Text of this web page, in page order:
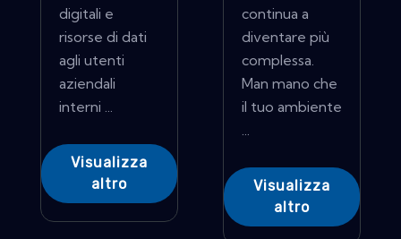
digitali e
risorse di dati
agli utenti
aziendali
interni ...
Visualizza
altro
continua a
diventare più
complessa.
Man mano che
il tuo ambiente
Visualizza
altro